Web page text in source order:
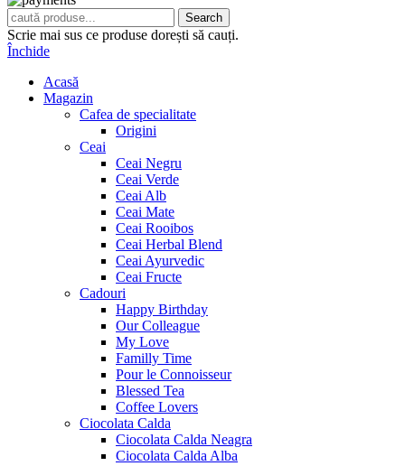
Search
Scrie mai sus ce produse dorești să cauți.
Închide
Acasă
Magazin
Cafea de specialitate
Origini
Ceai
Ceai Negru
Ceai Verde
Ceai Alb
Ceai Mate
Ceai Rooibos
Ceai Herbal Blend
Ceai Ayurvedic
Ceai Fructe
Cadouri
Happy Birthday
Our Colleague
My Love
Familly Time
Pour le Connoisseur
Blessed Tea
Coffee Lovers
Ciocolata Calda
Ciocolata Calda Neagra
Ciocolata Calda Alba